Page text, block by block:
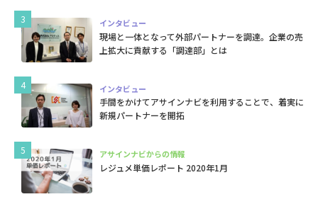
インタビュー
現場と一体となって外部パートナーを調達。企業の売
上拡大に貢献する「調達部」とは
インタビュー
手間をかけてアサインナビを利用することで、着実に
新規パートナーを開拓
アサインナビからの情報
レジュメ単価レポート 2020年1月